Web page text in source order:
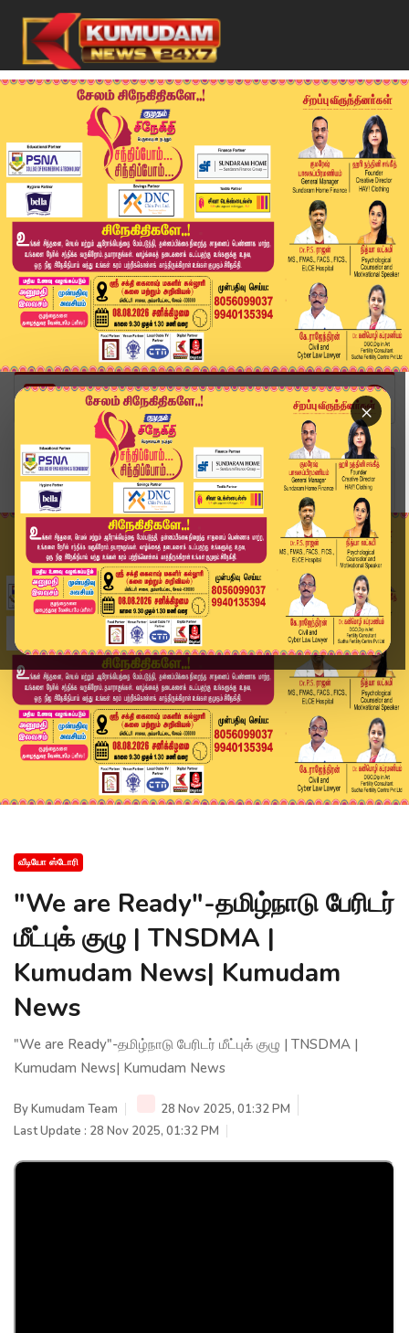
×
Home
வீடியோ ஸ்டோரி
"We are Ready"-தமிழ்நாடு பேரிடர் மீட்புக் குழு ...
வீடியோ ஸ்டோரி
"We are Ready"-தமிழ்நாடு பேரிடர்
மீட்புக் குழு | TNSDMA |
Kumudam News| Kumudam
News
"We are Ready"-தமிழ்நாடு பேரிடர் மீட்புக் குழு | TNSDMA |
Kumudam News| Kumudam News
ByKumudam Team
28 Nov 2025, 01:32 PM
Last Update : 28 Nov 2025, 01:32 PM